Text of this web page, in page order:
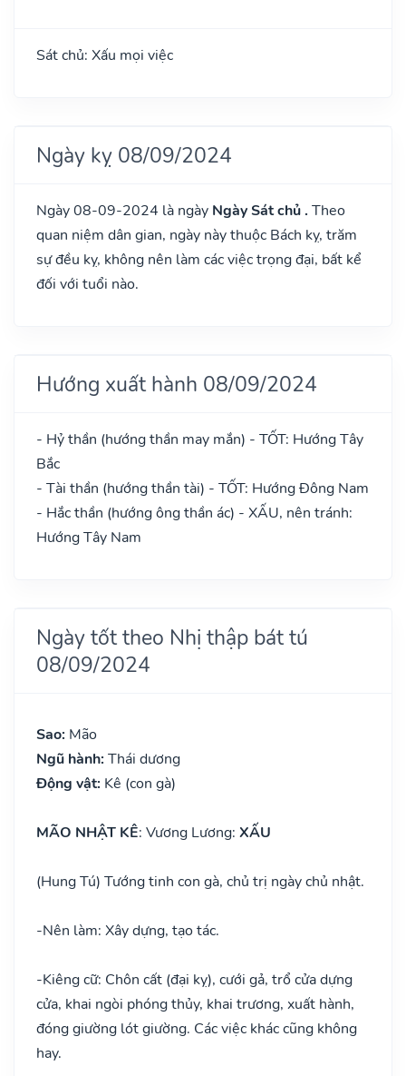
Sát chủ: Xấu mọi việc
Ngày kỵ 08/09/2024
Ngày 08-09-2024 là ngày Ngày Sát chủ . Theo
quan niệm dân gian, ngày này thuộc Bách kỵ, trăm
sự đều kỵ, không nên làm các việc trọng đại, bất kể
đối với tuổi nào.
Hướng xuất hành 08/09/2024
- Hỷ thần (hướng thần may mắn) - TỐT: Hướng Tây
Bắc
- Tài thần (hướng thần tài) - TỐT: Hướng Đông Nam
- Hắc thần (hướng ông thần ác) - XẤU, nên tránh:
Hướng Tây Nam
Ngày tốt theo Nhị thập bát tú
08/09/2024
Sao: Mão
Ngũ hành: Thái dương
Động vật: Kê (con gà)
MÃO NHẬT KÊ: Vương Lương: XẤU
(Hung Tú) Tướng tinh con gà, chủ trị ngày chủ nhật.
-Nên làm: Xây dựng, tạo tác.
-Kiêng cữ: Chôn cất (đại kỵ), cưới gả, trổ cửa dựng
cửa, khai ngòi phóng thủy, khai trương, xuất hành,
đóng giường lót giường. Các việc khác cũng không
hay.